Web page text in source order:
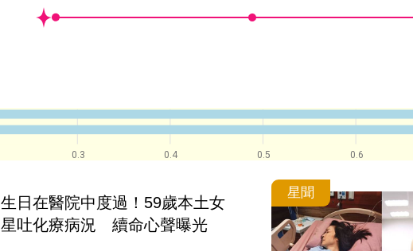
0.3 0.4 0.5 0.6
生日在醫院中度過！59歲本土女
星吐化療病況　續命心聲曝光
星聞